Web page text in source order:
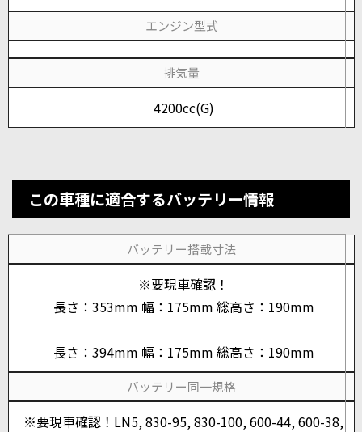
エンジン型式
排気量
4200cc(G)
この車種に適合するバッテリー情報
バッテリー搭載寸法
※要現車確認！
長さ：353mm 幅：175mm 総高さ：190mm
長さ：394mm 幅：175mm 総高さ：190mm
バッテリー同一規格
※要現車確認！LN5, 830-95, 830-100, 600-44, 600-38,